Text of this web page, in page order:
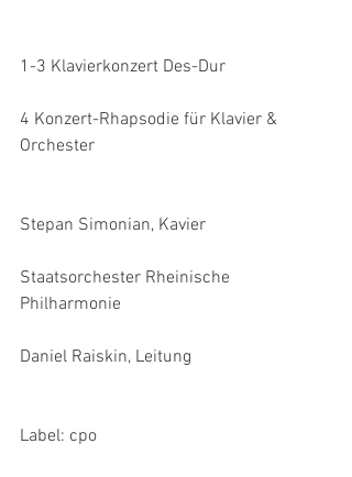
1-3 Klavierkonzert Des-Dur
4 Konzert-Rhapsodie für Klavier &
Orchester
Stepan Simonian, Kavier
Staatsorchester Rheinische
Philharmonie
Daniel Raiskin, Leitung
Label: cpo